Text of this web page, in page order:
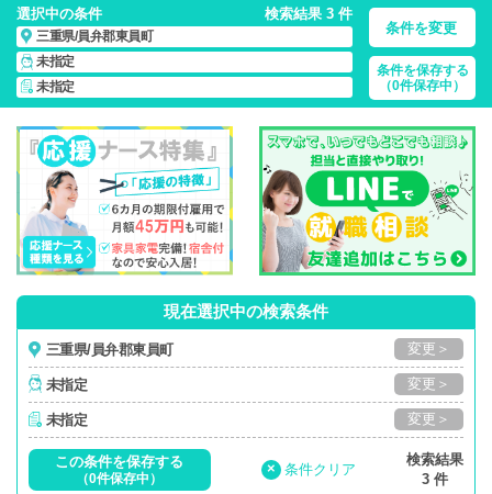
選択中の条件 検索結果 3 件
三重県/員弁郡東員町
未指定
未指定
条件を変更
条件を保存する
（0件保存中）
三重県/員弁郡東員町/正社員・パート・応援ナース・派遣の
看護師求人・派遣・転職・募集一覧
現在選択中の検索条件
三重県/員弁郡東員町 変更＞
未指定 変更＞
未指定 変更＞
この条件を保存する
（0件保存中）
× 条件クリア
検索結果
3 件